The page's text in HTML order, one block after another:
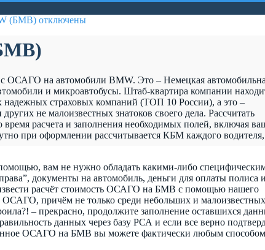
(БМВ) отключены
ОСАГО на автомобили BMW. Это – Немецкая
и микроавтобусы. Штаб-квартира компании
страховых компаний (ТОП 10 России), а это –
не малоизвестных знатоков своего дела. Рассчитать
расчета и заполнения необходимых полей, включая
при оформлении рассчитывается КБМ каждого водителя,
вам не нужно обладать какими-либо
документы на автомобиль, деньги для оплаты полиса
расчёт стоимость ОСАГО на БМВ с помощью нашего
причём не только среди небольших и малоизвестных
– прекрасно, продолжите заполнение оставшихся
данных через базу РСА и если все верно
ОСАГО на БМВ вы можете фактически любым